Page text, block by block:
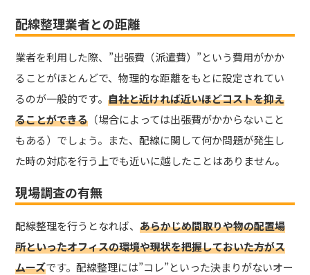
配線整理業者との距離
業者を利用した際、”出張費（派遣費）”という費用がかか
ることがほとんどで、物理的な距離をもとに設定されてい
るのが一般的です。自社と近ければ近いほどコストを抑え
ることができる （場合によっては出張費がかからないこと
もある）でしょう。また、配線に関して何か問題が発生し
た時の対応を行う上でも近いに越したことはありません。
現場調査の有無
配線整理を行うとなれば、あらかじめ間取りや物の配置場
所といったオフィスの環境や現状を把握しておいた方がス
ムーズです。配線整理には”コレ”といった決まりがないオー